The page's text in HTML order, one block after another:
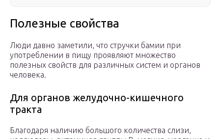
Полезные свойства
Люди давно заметили, что стручки бамии при
употреблении в пищу проявляют множество
полезных свойств для различных систем и органов
человека.
Для органов желудочно-кишечного
тракта
Благодаря наличию большого количества слизи,